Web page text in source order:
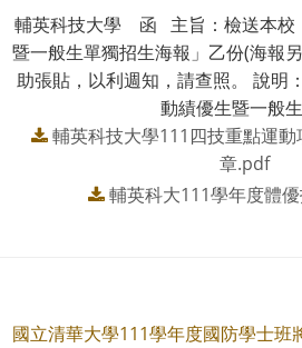
輔英科技大學 函 主旨：檢送本校
暨一般生單獨招生海報」乙份(海報
助張貼，以利週知，請查照。 說明
動績優生暨一般
輔英科技大學111四技重點運
章.pdf
輔英科大111學年度體
國立清華大學111學年度國防學士班